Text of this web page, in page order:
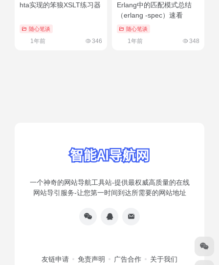
hta实现的笨狼XSLT练习器
随心笔谈
1年前 346
Erlang中的匹配模式总结
（erlang -spec）速看
随心笔谈
1年前 348
一个神奇的网站导航工具站-提供最权威高质量的在线
网站导引服务-让您第一时间到达所需要的网站地址
友链申请 免责声明 广告合作 关于我们